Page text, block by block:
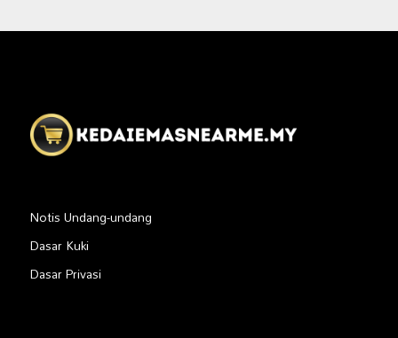
Notis Undang-undang
Dasar Kuki
Dasar Privasi